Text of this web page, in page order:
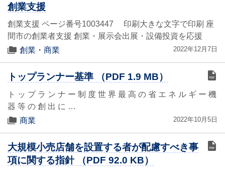
創業支援
創業支援 ページ番号1003447 印刷大きな文字で印刷 座
間市の創業者支援 創業・展示会出展・設備投資を応援
創業・商業
2022年12月7日
トップランナー基準 （PDF 1.9 MB）
ト ッ プ ラ ン ナ ー 制 度 世 界 最 高 の 省 エ ネ ル ギ ー 機
器 等 の 創 出 に …
商業
2022年10月5日
大規模小売店舗を設置する者が配慮すべき事
項に関する指針 （PDF 92.0 KB）